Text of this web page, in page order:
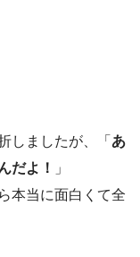
しましたが、「 あ
だよ！
」
本当に面白くて全